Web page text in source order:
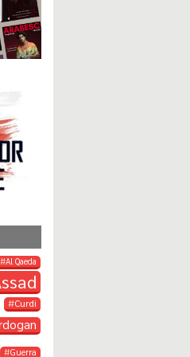
Al Qaeda
Curdi
Guerra